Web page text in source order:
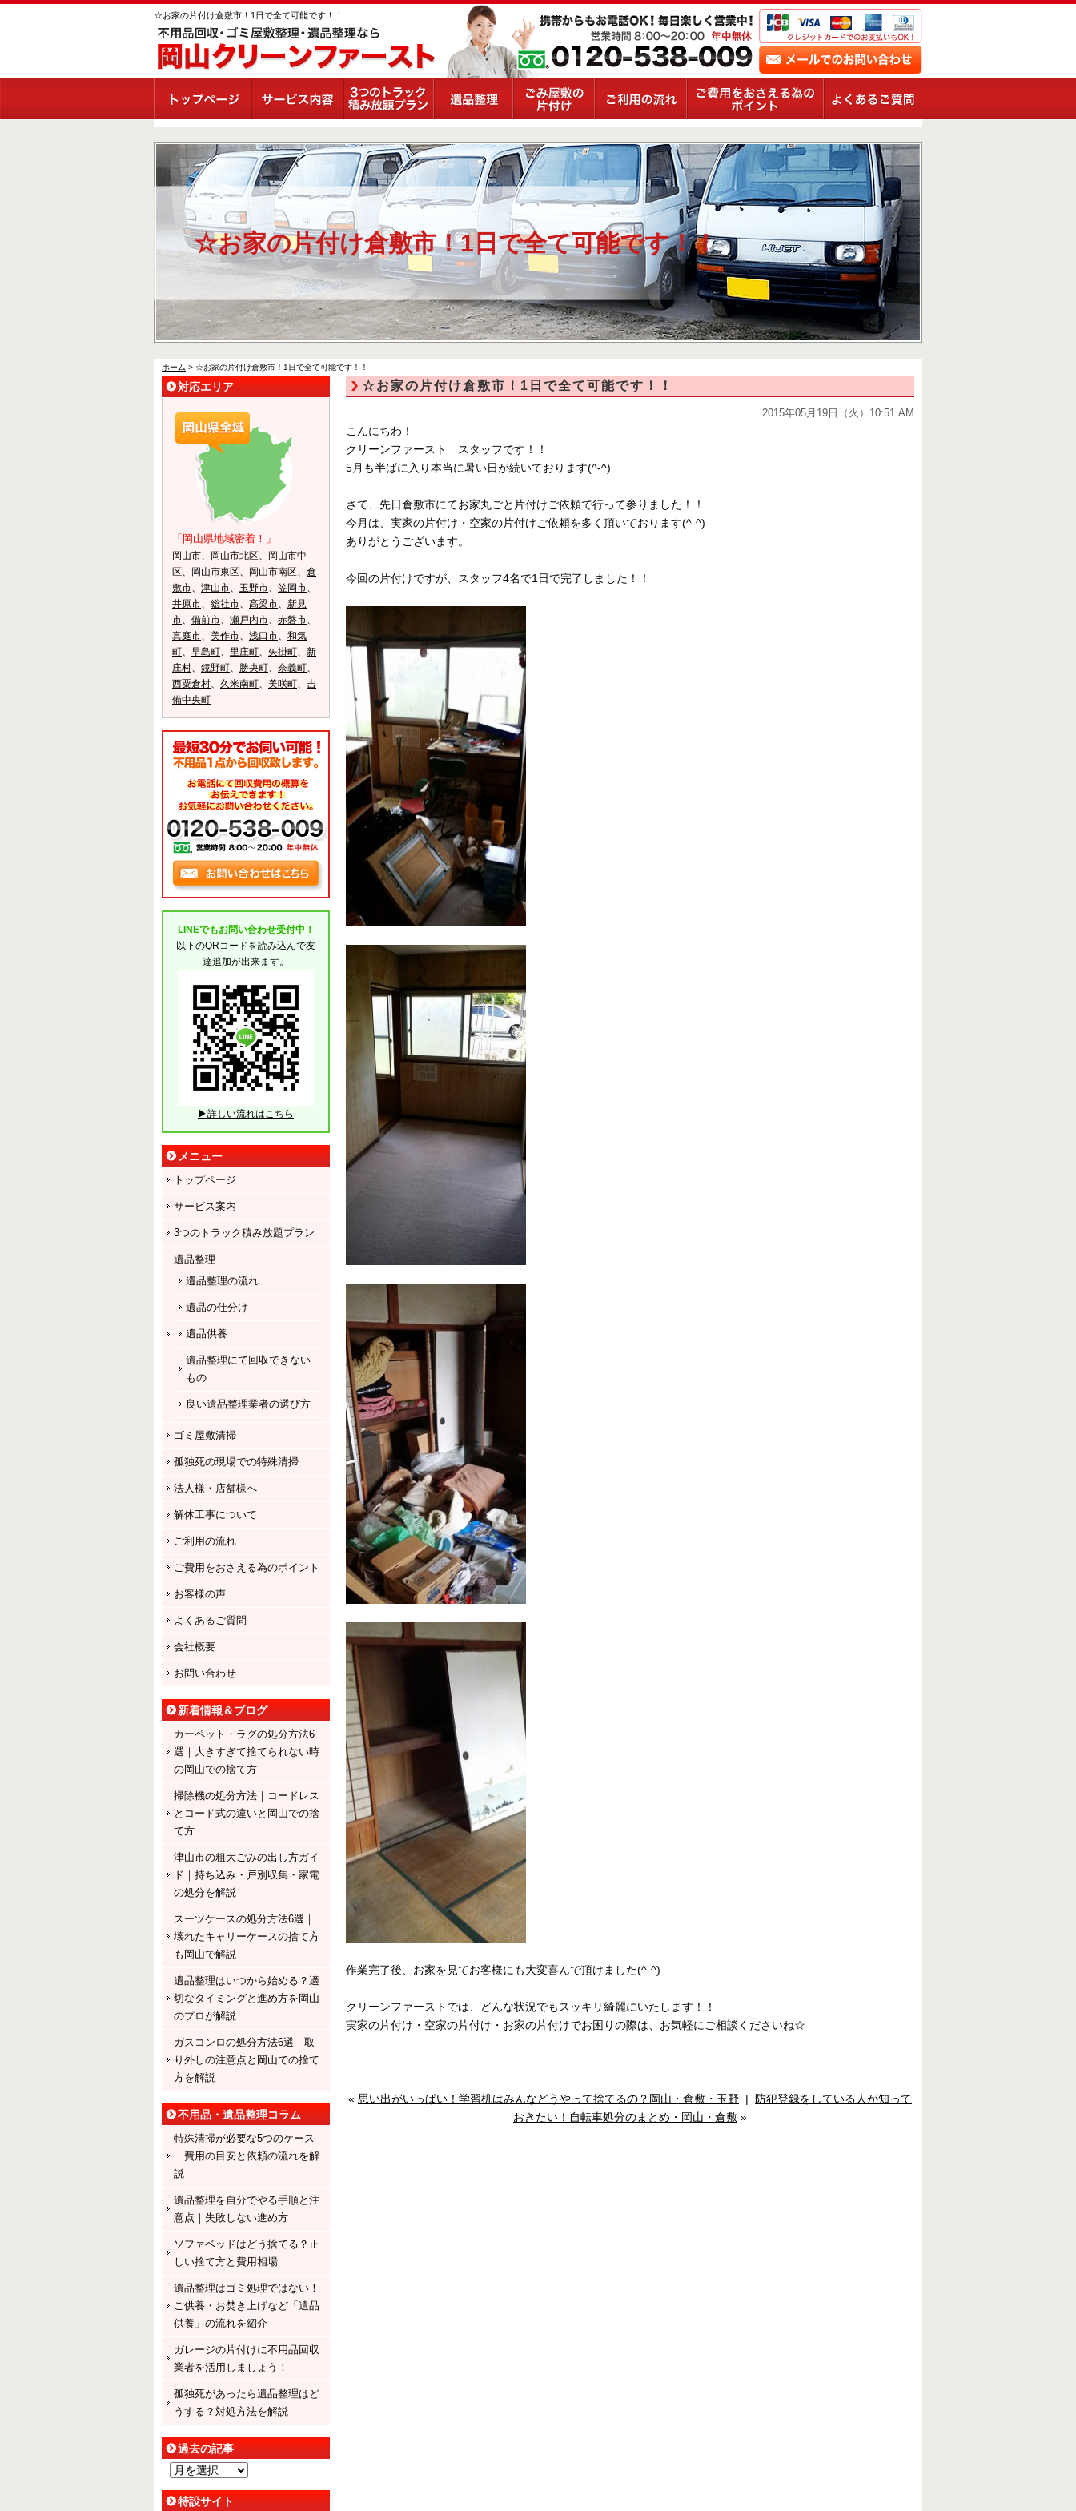
☆お家の片付け倉敷市！1日で全て可能です！！
☆お家の片付け倉敷市！1日で全て可能です！！
ホーム > ☆お家の片付け倉敷市！1日で全て可能です！！
☆お家の片付け倉敷市！1日で全て可能です！！
2015年05月19日（火）10:51 AM
こんにちわ！
クリーンファースト スタッフです！！
5月も半ばに入り本当に暑い日が続いております(^-^)
さて、先日倉敷市にてお家丸ごと片付けご依頼で行って参りました！！
今月は、実家の片付け・空家の片付けご依頼を多く頂いております(^-^)
ありがとうございます。
今回の片付けですが、スタッフ4名で1日で完了しました！！
作業完了後、お家を見てお客様にも大変喜んで頂けました(^-^)
クリーンファーストでは、どんな状況でもスッキリ綺麗にいたします！！
実家の片付け・空家の片付け・お家の片付けでお困りの際は、お気軽にご相談くださいね☆
« 思い出がいっぱい！学習机はみんなどうやって捨てるの？岡山・倉敷・玉野 | 防犯登録をしている人が知って
おきたい！自転車処分のまとめ・岡山・倉敷 »
対応エリア
「岡山県地域密着！」
岡山市、岡山市北区、岡山市中
区、岡山市東区、岡山市南区、 倉
敷市、 津山市、 玉野市、 笠岡市、
井原市、 総社市、 高梁市、 新見
市、 備前市、 瀬戸内市、 赤磐市、
真庭市、 美作市、 浅口市、 和気
町、 早島町、 里庄町、 矢掛町、 新
庄村、 鏡野町、 勝央町、 奈義町、
西粟倉村、 久米南町、 美咲町、 吉
備中央町
LINEでもお問い合わせ受付中！
以下のQRコードを読み込んで友
達追加が出来ます。
▶詳しい流れはこちら
メニュー
トップページ
サービス案内
3つのトラック積み放題プラン
遺品整理
遺品整理の流れ
遺品の仕分け
遺品供養
遺品整理にて回収できない
もの
良い遺品整理業者の選び方
ゴミ屋敷清掃
孤独死の現場での特殊清掃
法人様・店舗様へ
解体工事について
ご利用の流れ
ご費用をおさえる為のポイント
お客様の声
よくあるご質問
会社概要
お問い合わせ
新着情報＆ブログ
カーペット・ラグの処分方法6
選｜大きすぎて捨てられない時
の岡山での捨て方
掃除機の処分方法｜コードレス
とコード式の違いと岡山での捨
て方
津山市の粗大ごみの出し方ガイ
ド｜持ち込み・戸別収集・家電
の処分を解説
スーツケースの処分方法6選｜
壊れたキャリーケースの捨て方
も岡山で解説
遺品整理はいつから始める？適
切なタイミングと進め方を岡山
のプロが解説
ガスコンロの処分方法6選｜取
り外しの注意点と岡山での捨て
方を解説
不用品・遺品整理コラム
特殊清掃が必要な5つのケース
｜費用の目安と依頼の流れを解
説
遺品整理を自分でやる手順と注
意点｜失敗しない進め方
ソファベッドはどう捨てる？正
しい捨て方と費用相場
遺品整理はゴミ処理ではない！
ご供養・お焚き上げなど「遺品
供養」の流れを紹介
ガレージの片付けに不用品回収
業者を活用しましょう！
孤独死があったら遺品整理はど
うする？対処方法を解説
過去の記事
の 特設サイト